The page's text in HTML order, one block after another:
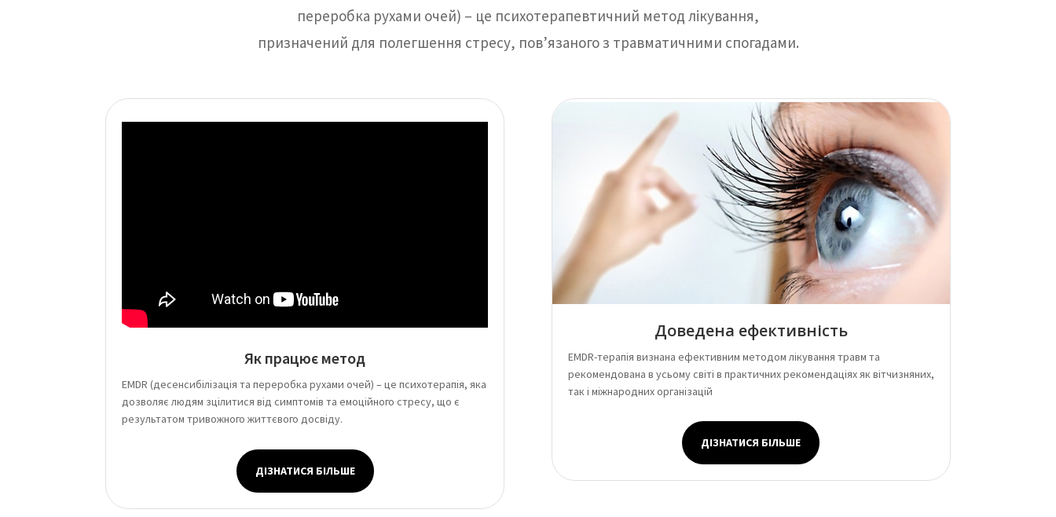
переробка рухами очей) – це психотерапевтичний метод лікування,
призначений для полегшення стресу, пов’язаного з травматичними спогадами.
Як працює метод
EMDR (десенсибілізація та переробка рухами очей) – це психотерапія, яка
дозволяє людям зцілитися від симптомів та емоційного стресу, що є
результатом тривожного життєвого досвіду.
ДІЗНАТИСЯ БІЛЬШЕ
Доведена ефективність
EMDR-терапія визнана ефективним методом лікування травм та
рекомендована в усьому світі в практичних рекомендаціях як вітчизняних,
так і міжнародних організацій
ДІЗНАТИСЯ БІЛЬШЕ